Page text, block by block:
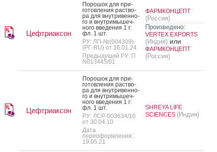
Цефтриаксон
По­рошок для при­
готов­ле­ния рас­тво­
ра для внут­ри­вен­но­
го и внут­ри­мышеч­
но­го вве­дения 1 г:
фл. 1 шт.
РУ: ЛП-№(004309)-
(РГ-RU) от 16.01.24
Предыдущий РУ: П
N013445/01
ФАРМКОНЦЕПТ
(Россия)
Произведено:
VERTEX EXPORTS
(Индия) или
ФАРМКОНЦЕПТ
(Россия)
Цефтриаксон
По­рошок для при­
готов­ле­ния рас­тво­
ра для внут­ри­вен­но­
го и внут­ри­мышеч­
но­го вве­дения 1 г:
фл. 1 шт.
РУ: ЛСР-003634/10
от 30.04.10
Дата
переоформления:
19.05.21
SHREYA LIFE
SCIENCES (Индия)